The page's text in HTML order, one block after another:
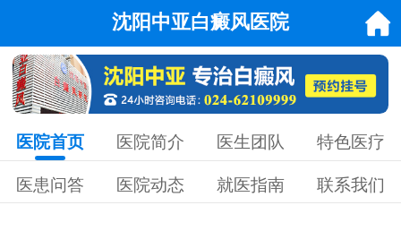
沈阳中亚白癜风医院
医院首页 医院简介 医生团队 特色医疗
医患问答 医院动态 就医指南 联系我们